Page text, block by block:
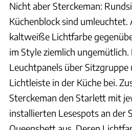
Nicht aber Sterckeman:
Küchenblock sind umleuchtet.
kaltweiße Lichtfarbe
im Style ziemlich
Leuchtpanels über
Lichtleiste in der Küche bei.
Sterckeman den Starlett mit
installierten Lesespots an der